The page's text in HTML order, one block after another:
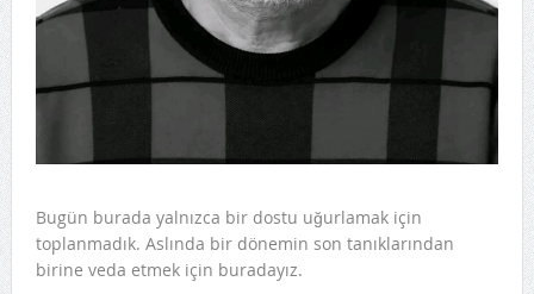
Bugün burada yalnızca bir dostu uğurlamak için
toplanmadık. Aslında bir dönemin son tanıklarından
birine veda etmek için buradayız.